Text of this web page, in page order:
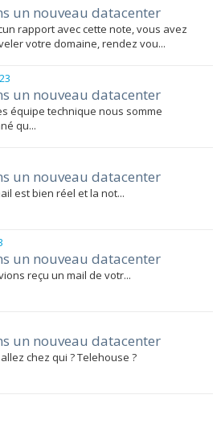
un nouveau datacenter
rapport avec cette note, vous avez
votre domaine, rendez vou...
un nouveau datacenter
équipe technique nous somme
qu...
un nouveau datacenter
est bien réel et la not...
un nouveau datacenter
reçu un mail de votr...
un nouveau datacenter
chez qui ? Telehouse ?